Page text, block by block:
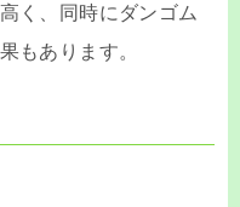
く、同時にダンゴム
もあります。